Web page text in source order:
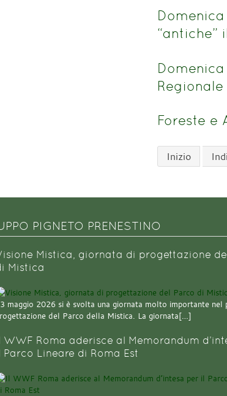
Foreste e
Inizio
PIGNETO PRENESTINO
Mistica, giornata di progettazione
Mistica
maggio 2026 si è svolta una giornata molto importante nel
del Parco della Mistica. La giornata[…]
WWF Roma aderisce al Memorandum
Parco Lineare di Roma Est